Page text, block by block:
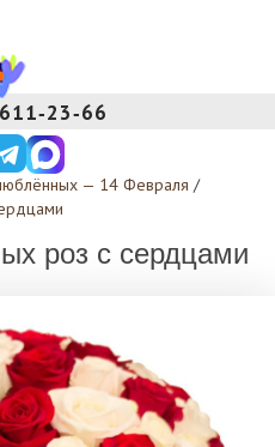
— 14 Февраля /
роз с сердцами